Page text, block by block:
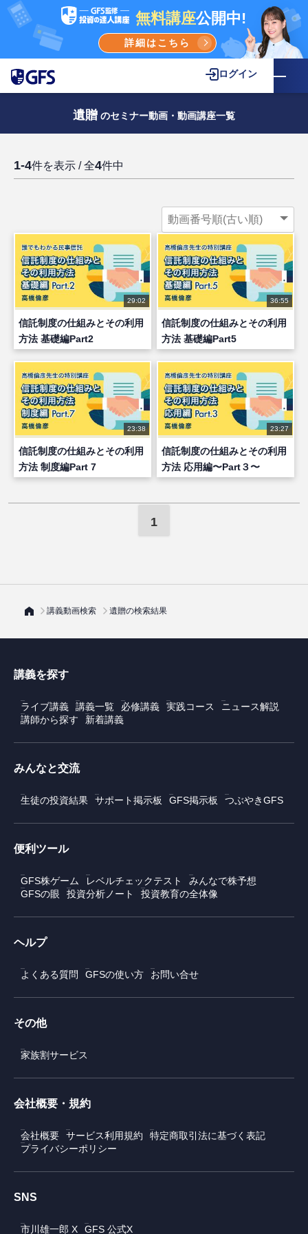
無料講座公開中!
詳細はこちら
ログイン
遺贈 のセミナー動画・動画講座一覧
1-4件を表示 / 全4件中
29:02
信託制度の仕組みとその利用
方法 基礎編Part2
36:55
信託制度の仕組みとその利用
方法 基礎編Part5
23:38
信託制度の仕組みとその利用
方法 制度編Part 7
23:27
信託制度の仕組みとその利用
方法 応用編〜Part３〜
1
講義動画検索 遺贈の検索結果
講義を探す
ライブ講義 講義一覧 必修講義 実践コース
ニュース解説
講師から探す
新着講義
みんなと交流
生徒の投資結果 サポート掲示板 GFS掲示板 つぶやきGFS
便利ツール
GFS株ゲーム レベルチェックテスト
みんなで株予想
GFSの眼
投資分析ノート 投資教育の全体像
ヘルプ
よくある質問 GFSの使い方 お問い合せ
その他
家族割サービス
会社概要・規約
会社概要 サービス利用規約
特定商取引法に基づく表記
プライバシーポリシー
SNS
市川雄一郎 X GFS 公式X